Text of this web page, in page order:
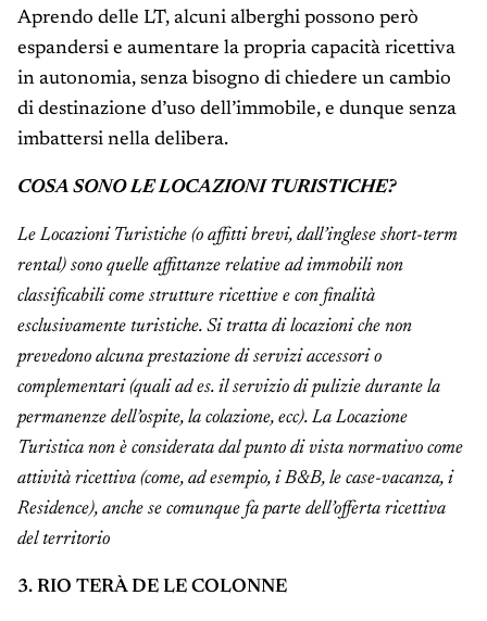
Aprendo delle LT, alcuni alberghi possono però
espandersi e aumentare la propria capacità ricettiva
in autonomia, senza bisogno di chiedere un cambio
di destinazione d’uso dell’immobile, e dunque senza
imbattersi nella delibera.
COSA SONO LE LOCAZIONI TURISTICHE?
Le Locazioni Turistiche (o affitti brevi, dall’inglese short-term
rental) sono quelle affittanze relative ad immobili non
classificabili come strutture ricettive e con finalità
esclusivamente turistiche. Si tratta di locazioni che non
prevedono alcuna prestazione di servizi accessori o
complementari (quali ad es. il servizio di pulizie durante la
permanenze dell’ospite, la colazione, ecc). La Locazione
Turistica non è considerata dal punto di vista normativo come
attività ricettiva (come, ad esempio, i B&B, le case-vacanza, i
Residence), anche se comunque fa parte dell’offerta ricettiva
del territorio
3. RIO TERÀ DE LE COLONNE